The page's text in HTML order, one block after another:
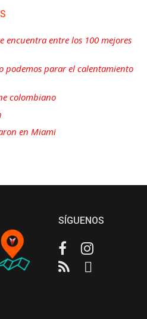
encuentra entre los 100 mejores
podemos parar el calentamiento
colombiano
en Miami
SÍGUENOS
FacebookInstagram